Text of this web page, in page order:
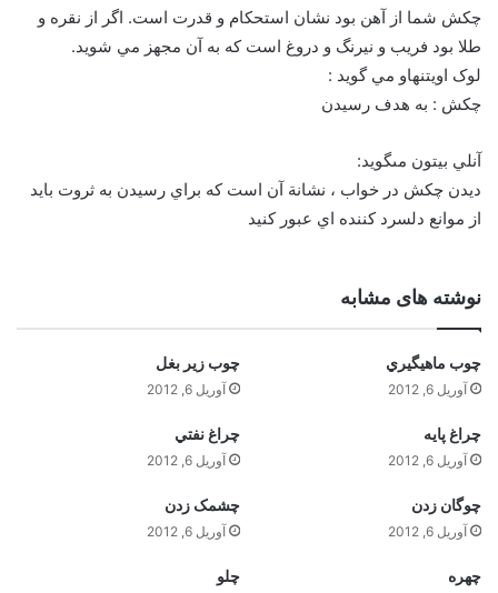
چکش شما از آهن بود نشان استحکام و قدرت است. اگر از نقره و
طلا بود فريب و نيرنگ و دروغ است که به آن مجهز مي شويد.
لوک اويتنهاو مي گويد :
چکش : به هدف رسيدن
آنلي بيتون مى‏گويد:
ديدن چكش در خواب ، نشانة آن است كه براي رسيدن به ثروت بايد
از موانع دلسرد كننده اي عبور كنيد
نوشته های مشابه
چوب ماهيگيري
آوریل 6, 2012
چوب زير بغل
آوریل 6, 2012
چراغ پايه
آوریل 6, 2012
چراغ نفتي
آوریل 6, 2012
چوگان زدن
آوریل 6, 2012
چشمک زدن
آوریل 6, 2012
چهره چلو